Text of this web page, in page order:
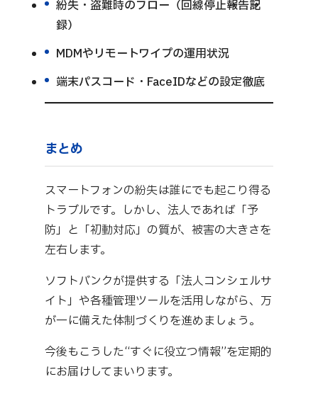
紛失・盗難時のフロー（回線停止→報告→記
録）
MDMやリモートワイプの運用状況
端末パスコード・FaceIDなどの設定徹底
まとめ
スマートフォンの紛失は誰にでも起こり得る
トラブルです。しかし、法人であれば「予
防」と「初動対応」の質が、被害の大きさを
左右します。
ソフトバンクが提供する「法人コンシェルサ
イト」や各種管理ツールを活用しながら、万
が一に備えた体制づくりを進めましょう。
今後もこうした“すぐに役立つ情報”を定期的
にお届けしてまいります。